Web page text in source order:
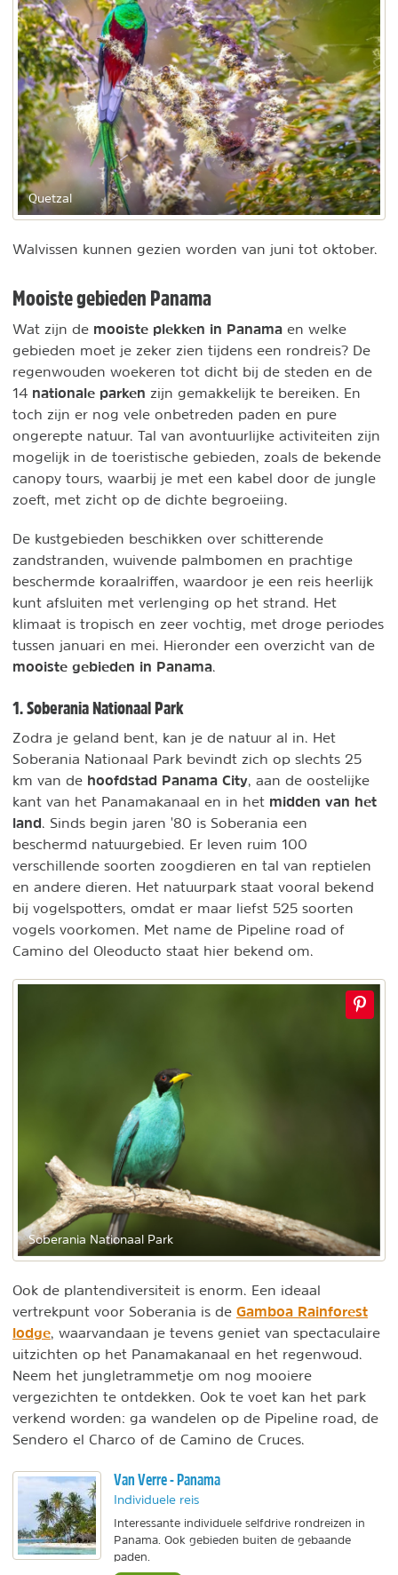
Quetzal
Walvissen kunnen gezien worden van juni tot oktober.
Mooiste gebieden Panama
Wat zijn de mooiste plekken in Panama en welke
gebieden moet je zeker zien tijdens een rondreis? De
regenwouden woekeren tot dicht bij de steden en de
14 nationale parken zijn gemakkelijk te bereiken. En
toch zijn er nog vele onbetreden paden en pure
ongerepte natuur. Tal van avontuurlijke activiteiten zijn
mogelijk in de toeristische gebieden, zoals de bekende
canopy tours, waarbij je met een kabel door de jungle
zoeft, met zicht op de dichte begroeiing.
De kustgebieden beschikken over schitterende
zandstranden, wuivende palmbomen en prachtige
beschermde koraalriffen, waardoor je een reis heerlijk
kunt afsluiten met verlenging op het strand. Het
klimaat is tropisch en zeer vochtig, met droge periodes
tussen januari en mei. Hieronder een overzicht van de
mooiste gebieden in Panama
1. Soberania Nationaal Park
Zodra je geland bent, kan je de natuur al in. Het
Soberania Nationaal Park bevindt zich op slechts 25
km van de hoofdstad Panama City , aan de oostelijke
kant van het Panamakanaal en in het midden van het
land . Sinds begin jaren '80 is Soberania een
beschermd natuurgebied. Er leven ruim 100
verschillende soorten zoogdieren en tal van reptielen
en andere dieren. Het natuurpark staat vooral bekend
bij vogelspotters, omdat er maar liefst 525 soorten
vogels voorkomen. Met name de Pipeline road of
Camino del Oleoducto staat hier bekend om.
Soberania Nationaal Park
Ook de plantendiversiteit is enorm. Een ideaal
vertrekpunt voor Soberania is de Gamboa Rainforest
lodge , waarvandaan je tevens geniet van spectaculaire
uitzichten op het Panamakanaal en het regenwoud.
Neem het jungletrammetje om nog mooiere
vergezichten te ontdekken. Ook te voet kan het park
verkend worden: ga wandelen op de Pipeline road, de
Sendero el Charco of de Camino de Cruces.
Van Verre - Panama
Individuele reis
Interessante individuele selfdrive rondreizen in
Panama. Ook gebieden buiten de gebaande
paden.